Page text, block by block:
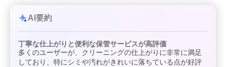
AI要約
丁寧な仕上がりと便利な保管サービスが高評価
多くのユーザーが、クリーニングの仕上がりに非常に満足
しており、特にシミや汚れがきれいに落ちている点が好評